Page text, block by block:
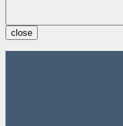
close